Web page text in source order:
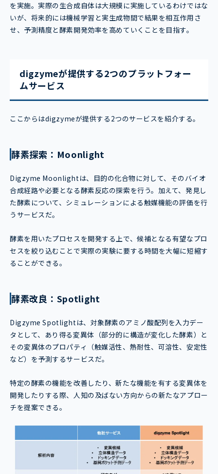
を実施。実際の生合成自体は大規模に実施しているわけではな
いが、将来的には機械学習と実生成物間で結果を相互作用さ
せ、予測精度と酵素開発効率を高めていくことを目指す。
digzymeが提供する2つのプラットフォー
ムサービス
ここからはdigzymeが提供する2つのサービスを紹介する。
酵素探索：Moonlight
Digzyme Moonlightは、目的の化合物に対して、そのバイオ
合成経路や必要となる酵素反応の探索を行う。加えて、発見し
た酵素について、シミュレーションによる触媒機能の評価を行
うサービスだ。
酵素を用いたプロセスを開発する上で、候補となる有望なプロ
セスを絞り込むことで実際の実験に要する時間を大幅に短縮す
ることができる。
酵素改良：Spotlight
Digzyme Spotlightは、対象酵素のアミノ酸配列を入力デー
タとして、あり得る変異体（部分的に構造が変化した酵素）と
その変異体のプロパティ（触媒活性、熱耐性、可溶性、安定性
など）を予測するサービスだ。
特定の酵素の機能を改善したり、新たな機能を有する変異体を
開発したりする際、人知の及ばない方向からの新たなアプロー
チを提案できる。